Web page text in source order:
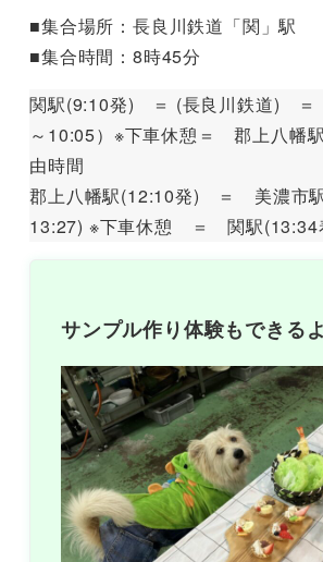
■集合場所：長良川鉄道「関」駅
■集合時間：8時45分
関駅(9:10発) ＝ (長良川鉄道)
～10:05）※下車休憩＝ 郡上八幡
由時間
郡上八幡駅(12:10発) ＝ 美濃市
13:27) ※下車休憩 ＝ 関駅(13:34
サンプル作り体験もできる